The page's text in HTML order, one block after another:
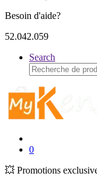
Besoin d'aide?
52.042.059
Search
Recherche
pour :
0
💥 Promotions